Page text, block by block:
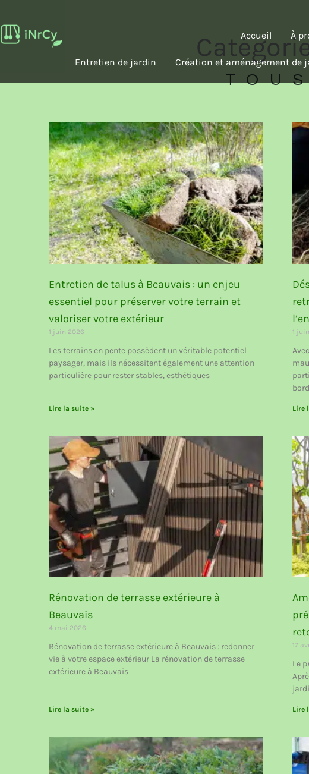
au
contenu
Accueil À
Entretien de jardin Création et aménagement de
Entretien de talus à Beauvais : un enjeu
essentiel pour préserver votre terrain et
valoriser votre extérieur
1 juin 2026
Les terrains en pente possèdent un véritable potentiel
paysager, mais ils nécessitent également une attention
particulière pour rester stables, esthétiques
Lire la suite »
1
Lire
Rénovation de terrasse extérieure à
Beauvais
4 mai 2026
Rénovation de terrasse extérieure à Beauvais : redonner
vie à votre espace extérieur La rénovation de terrasse
extérieure à Beauvais
Lire la suite »
17
Le
Lire